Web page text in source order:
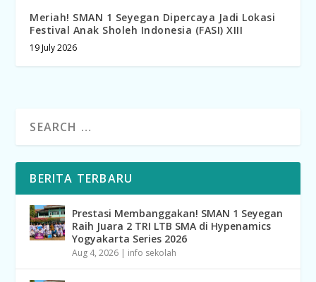
Meriah! SMAN 1 Seyegan Dipercaya Jadi Lokasi
Festival Anak Sholeh Indonesia (FASI) XIII
19 July 2026
BERITA TERBARU
Prestasi Membanggakan! SMAN 1 Seyegan
Raih Juara 2 TRI LTB SMA di Hypenamics
Yogyakarta Series 2026
Aug 4, 2026 | info sekolah